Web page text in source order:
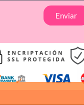
Enviar